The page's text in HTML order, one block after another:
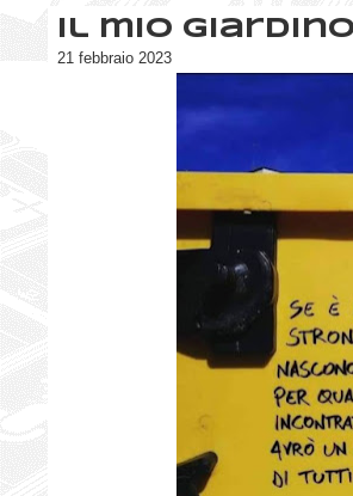
Il mio giardino
21 febbraio 2023